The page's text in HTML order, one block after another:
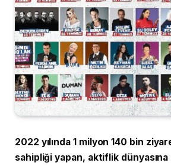
2022 yılında 1 milyon 140 bin
sahipliği yapan, aktiflik dünyasına